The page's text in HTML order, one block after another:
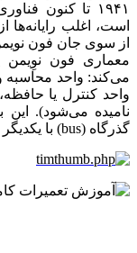
۱۹۴۱ تا کنون
از سوی جان فون
معماری فون
نامیده می‌شود).
گذرگاه (bus) با یکدیگر در پیوند هستند.